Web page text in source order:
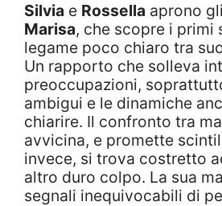
Silvia e Rossella aprono
Marisa, che scopre i primi
legame poco chiaro tra
Un rapporto che solleva
preoccupazioni,
ambigui e le dinamiche
chiarire. Il confronto tra
avvicina, e promette
invece, si trova costretto
altro duro colpo. La sua
segnali inequivocabili di